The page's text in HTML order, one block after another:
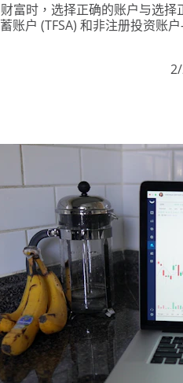
富时，选择正确的账户与选
账户 (TFSA) 和非注册投资账